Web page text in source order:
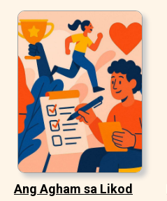
Ang Agham sa Likod